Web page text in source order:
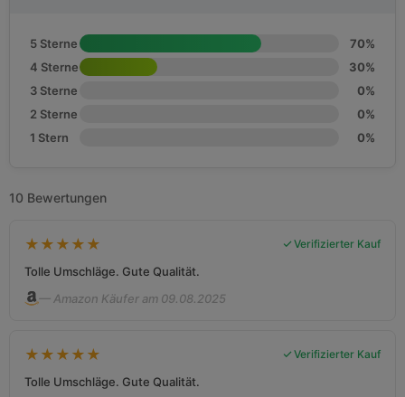
5 Sterne
70%
4 Sterne
30%
3 Sterne
0%
2 Sterne
0%
1 Stern
0%
10 Bewertungen
★ ★ ★ ★ ★ Verifizierter Kauf
Tolle Umschläge. Gute Qualität.
— Amazon Käufer am 09.08.2025
★ ★ ★ ★ ★ Verifizierter Kauf
Tolle Umschläge. Gute Qualität.